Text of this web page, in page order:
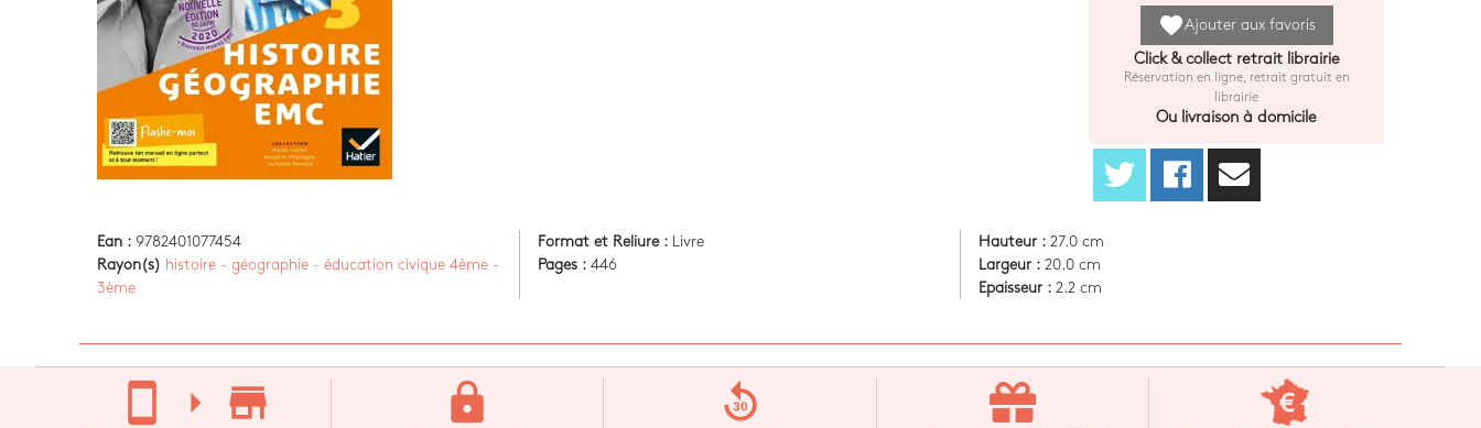
favoriteAjouter aux favoris
Click & collect retrait librairie
Réservation en ligne, retrait gratuit en
librairie
Ou livraison à domicile
Ean : 9782401077454
Rayon(s) histoire - géographie - éducation civique 4ème -
3ème
Format et Reliure :
Livre
Pages : 446
Hauteur : 27.0 cm
Largeur : 20.0 cm
Epaisseur : 2.2 cm
stay_current_portrait arrow_right store_mall_directory lock replay_30